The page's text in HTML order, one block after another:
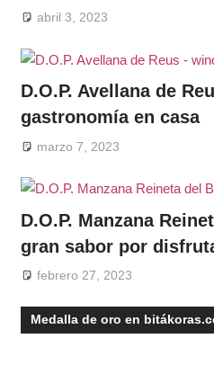
abril 3, 2023
D.O.P. Avellana de
gastronomía en casa
marzo 7, 2023
D.O.P. Manzana
gran sabor por
febrero 27, 2023
Medalla de oro en